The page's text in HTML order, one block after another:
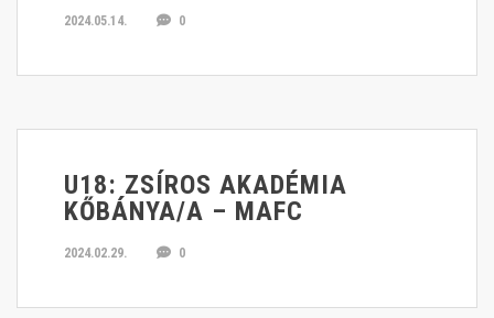
2024.05.14. 0
U18: ZSÍROS AKADÉMIA
KŐBÁNYA/A – MAFC
2024.02.29. 0